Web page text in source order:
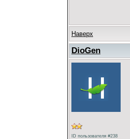
Наверх
DioGen
ID пользователя #238